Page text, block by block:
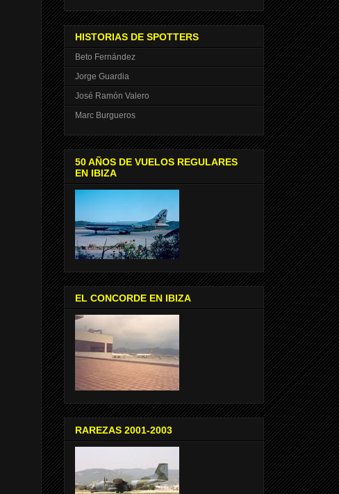
HISTORIAS DE SPOTTERS
Beto Fernández
Jorge Guardia
José Ramón Valero
Marc Burgueros
50 AÑOS DE VUELOS REGULARES
EN IBIZA
EL CONCORDE EN IBIZA
RAREZAS 2001-2003